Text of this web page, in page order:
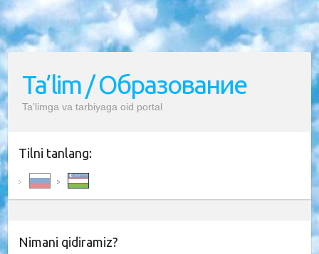
Ta’lim / Образование
Ta’limga va tarbiyaga oid portal
Tilni tanlang:
Nimani qidiramiz?